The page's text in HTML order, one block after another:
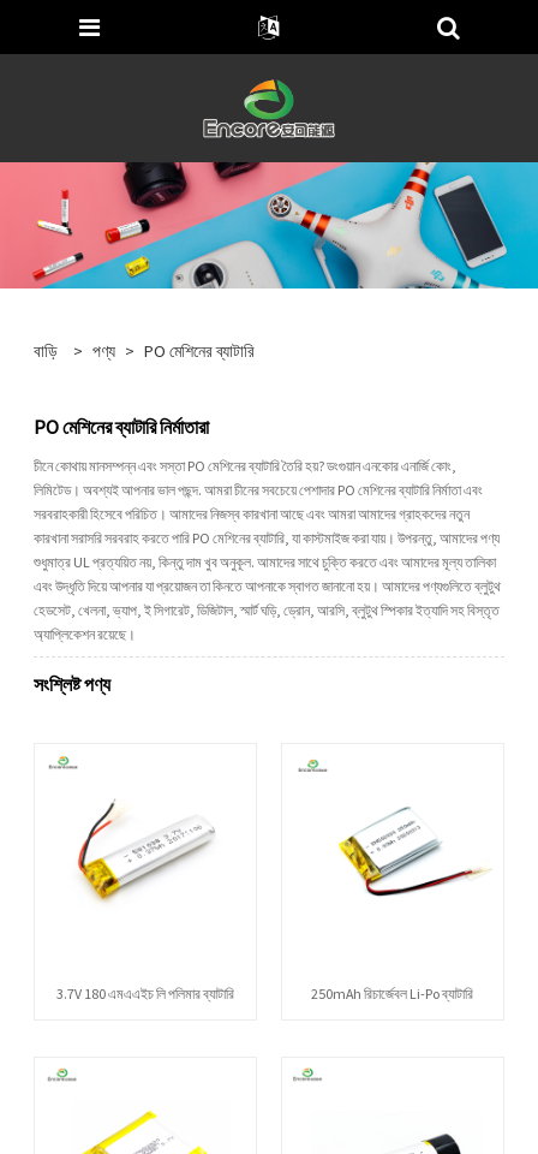
বাড়ি > পণ্য > PO মেশিনের ব্যাটারি
PO মেশিনের ব্যাটারি নির্মাতারা
চীনে কোথায় মানসম্পন্ন এবং সস্তা PO মেশিনের ব্যাটারি তৈরি হয়? ডংগুয়ান এনকোর এনার্জি কোং,
লিমিটেড। অবশ্যই আপনার ভাল পছন্দ. আমরা চীনের সবচেয়ে পেশাদার PO মেশিনের ব্যাটারি নির্মাতা এবং
সরবরাহকারী হিসেবে পরিচিত। আমাদের নিজস্ব কারখানা আছে এবং আমরা আমাদের গ্রাহকদের নতুন
কারখানা সরাসরি সরবরাহ করতে পারি PO মেশিনের ব্যাটারি, যা কাস্টমাইজ করা যায়। উপরন্তু, আমাদের পণ্য
শুধুমাত্র UL প্রত্যয়িত নয়, কিন্তু দাম খুব অনুকূল. আমাদের সাথে চুক্তি করতে এবং আমাদের মূল্য তালিকা
এবং উদ্ধৃতি দিয়ে আপনার যা প্রয়োজন তা কিনতে আপনাকে স্বাগত জানানো হয়। আমাদের পণ্যগুলিতে ব্লুটুথ
হেডসেট, খেলনা, ভ্যাপ, ই সিগারেট, ডিজিটাল, স্মার্ট ঘড়ি, ড্রোন, আরসি, ব্লুটুথ স্পিকার ইত্যাদি সহ বিস্তৃত
অ্যাপ্লিকেশন রয়েছে।
সংশ্লিষ্ট পণ্য
3.7V 180 এমএএইচ লি পলিমার ব্যাটারি 250mAh রিচার্জেবল Li-Po ব্যাটারি